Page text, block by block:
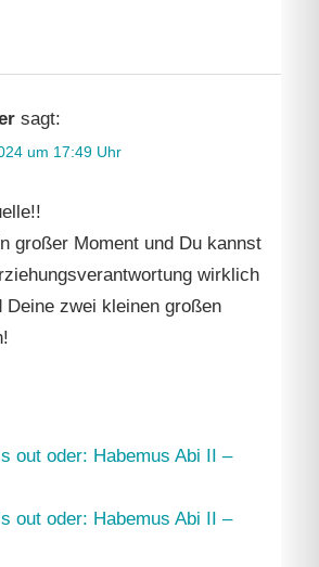
sagt:
um 17:49 Uhr
großer Moment und Du kannst
wirklich
zwei kleinen großen
out oder: Habemus Abi II –
out oder: Habemus Abi II –